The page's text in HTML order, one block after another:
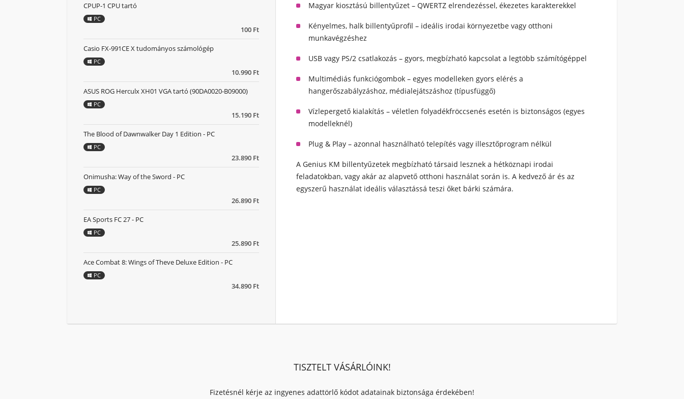
Magyar kiosztású billentyűzet – QWERTZ elrendezéssel, ékezetes karakterekkel
Kényelmes, halk billentyűprofil – ideális irodai környezetbe vagy otthoni
munkavégzéshez
USB vagy PS/2 csatlakozás – gyors, megbízható kapcsolat a legtöbb számítógéppel
Multimédiás funkciógombok – egyes modelleken gyors elérés a
hangerőszabályzáshoz, médialejátszáshoz (típusfüggő)
Vízlepergető kialakítás – véletlen folyadékfröccsenés esetén is biztonságos (egyes
modelleknél)
Plug & Play – azonnal használható telepítés vagy illesztőprogram nélkül
A Genius KM billentyűzetek megbízható társaid lesznek a hétköznapi irodai
feladatokban, vagy akár azalapvető otthoni használat során is. A kedvező ár és az
egyszerű használat ideális választássá teszi őket bárki számára.
100 Ft
CPUP-1 CPU tartó
PC
10.990 Ft
Casio FX-991CE X tudományos számológép
PC
15.190 Ft
ASUS ROG Herculx XH01 VGA tartó (90DA0020-B09000)
PC
23.890 Ft
The Blood of Dawnwalker Day 1 Edition - PC
PC
26.890 Ft
Onimusha: Way of the Sword - PC
PC
25.890 Ft
EA Sports FC 27 - PC
PC
34.890 Ft
Ace Combat 8: Wings of Theve Deluxe Edition - PC
PC
TISZTELT VÁSÁRLÓINK!
Fizetésnél kérje az ingyenes adattörlő kódot adatainak biztonsága érdekében!